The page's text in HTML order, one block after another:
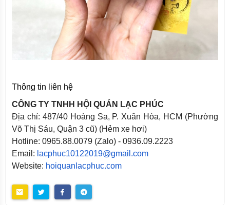
Thông tin liên hệ
CÔNG TY TNHH HỘI QUÁN LẠC PHÚC
Địa chỉ: 487/40 Hoàng Sa, P. Xuân Hòa, HCM (Phường
Võ Thị Sáu, Quận 3 cũ) (Hẻm xe hơi)
Hotline: 0965.88.0079 (Zalo) - 0936.09.2223
Email: lacphuc10122019@gmail.com
Website: hoiquanlacphuc.com